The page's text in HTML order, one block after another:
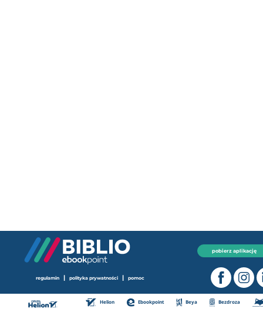
pobierz aplikację
regulamin | polityka prywatności | pomoc
Helion Ebookpoint Beya Bezdroza